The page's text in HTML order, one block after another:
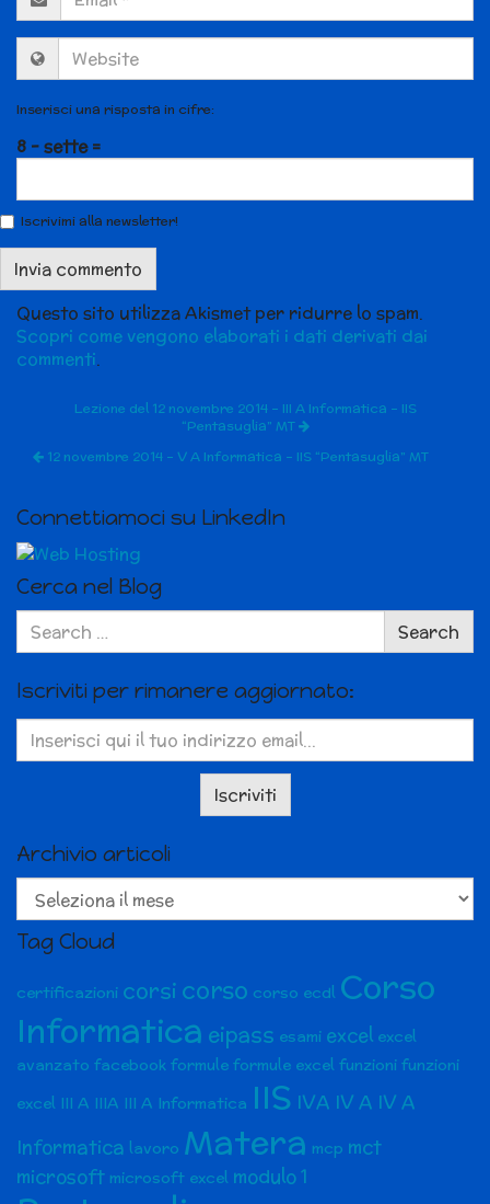
Inserisci una risposta in cifre:
8 − sette =
Iscrivimi alla newsletter!
Questo sito utilizza Akismet per ridurre lo spam.
Scopri come vengono elaborati i dati derivati dai
commenti.
Lezione del 12 novembre 2014 – III A Informatica – IIS
“Pentasuglia” MT
12 novembre 2014 – V A Informatica – IIS “Pentasuglia” MT
Connettiamoci su LinkedIn
Cerca nel Blog
Search
for:
Search
Iscriviti per rimanere aggiornato:
Archivio articoli
Archivio
articoli
Tag Cloud
certificazioni corsi corso corso ecdl Corso
Informatica eipass esami excel excel
avanzato facebook formule formule excel funzioni funzioni
excel III A IIIA III A Informatica IIS IVA IV A IV A
Informatica lavoro Matera mcp mct
microsoft microsoft excel modulo 1